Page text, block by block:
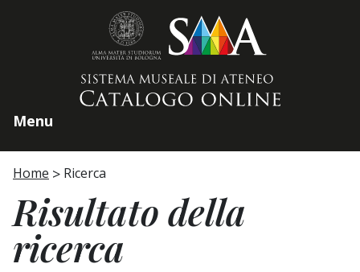
Menu
Home Ricerca
Risultato della
ricerca